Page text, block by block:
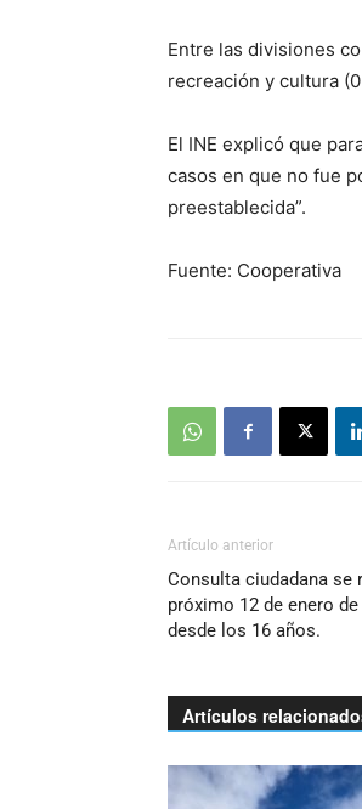
Entre las divisiones
recreación y cultura
El INE explicó que
casos en que no fue
preestablecida”.
Fuente: Cooperativa
Artículo anterior
Consulta ciudadana se
próximo 12 de enero
desde los 16 años.
Artículos